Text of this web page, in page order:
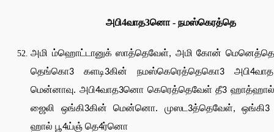
அபி4வாத3னொ - நமஸ்கெரத்தெ
அமி ம்ஹொட்டானுக் ஸாத்தெவேள், அமி கோன்
தெங்கொ3 களடி3கின் நமஸ்கெரெத்தெகொ3
மென்னாவு. அபி4வாத3னொ கெரெத்தெவேள் தீ3
ஜைலி ஒங்கி3கின் மென்னொ. முஸட3த்தெவேள்,
ஹால் பூ4ய்ஞ் தெ4ர்னொ